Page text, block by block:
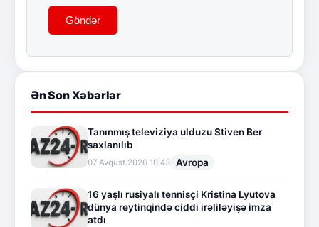
Göndər
Ən Son Xəbərlər
Tanınmış televiziya ulduzu Stiven Ber
saxlanılıb
07.Avqust.2026 10:43 Avropa
16 yaşlı rusiyalı tennisçi Kristina Lyutova
dünya reytinqində ciddi irəliləyişə imza
atdı